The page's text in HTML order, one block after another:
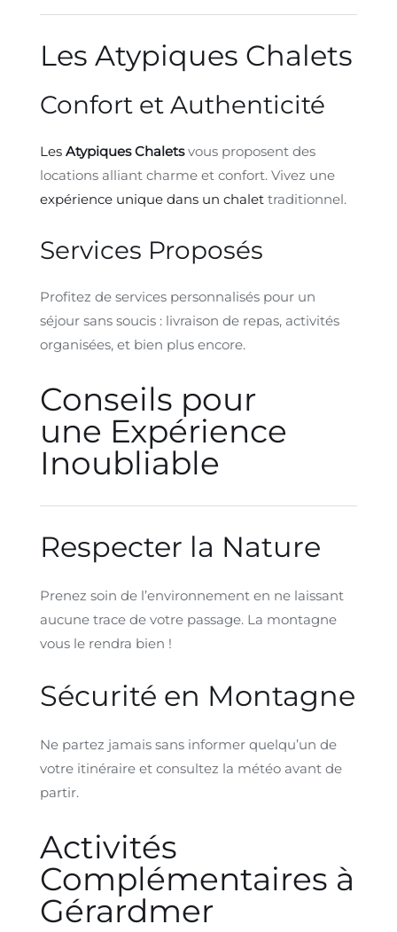
Les Atypiques Chalets
Confort et Authenticité
Les Atypiques Chaletsvous proposent des
locations alliant charme et confort. Vivez une
expérience unique dans un chalet traditionnel.
Services Proposés
Profitez de services personnalisés pour un
séjour sans soucis : livraison de repas, activités
organisées, et bien plus encore.
Conseils pour
une Expérience
Inoubliable
Respecter la Nature
Prenez soin de l’environnement en ne laissant
aucune trace de votre passage. La montagne
vous le rendra bien !
Sécurité en Montagne
Ne partez jamais sans informer quelqu’un de
votre itinéraire et consultez la météo avant de
partir.
Activités
Complémentaires à
Gérardmer